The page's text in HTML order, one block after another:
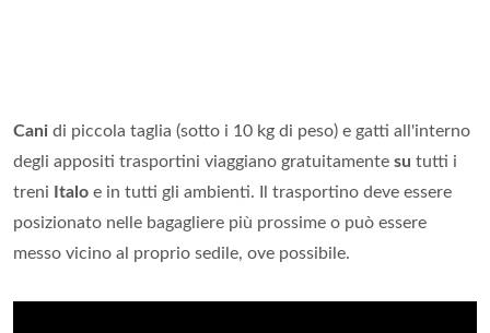
Cani di piccola taglia (sotto i 10 kg di peso) e gatti all'interno
degli appositi trasportini viaggiano gratuitamente su tutti i
treni
Italo e in tutti gli ambienti. Il trasportino deve essere
posizionato nelle bagagliere più prossime o può essere
messo vicino al proprio sedile, ove possibile.